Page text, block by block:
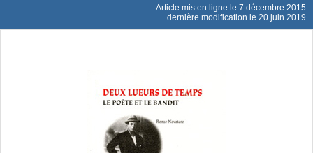
Article mis en ligne le 7 décembre 2015
dernière modification le 20 juin 2019